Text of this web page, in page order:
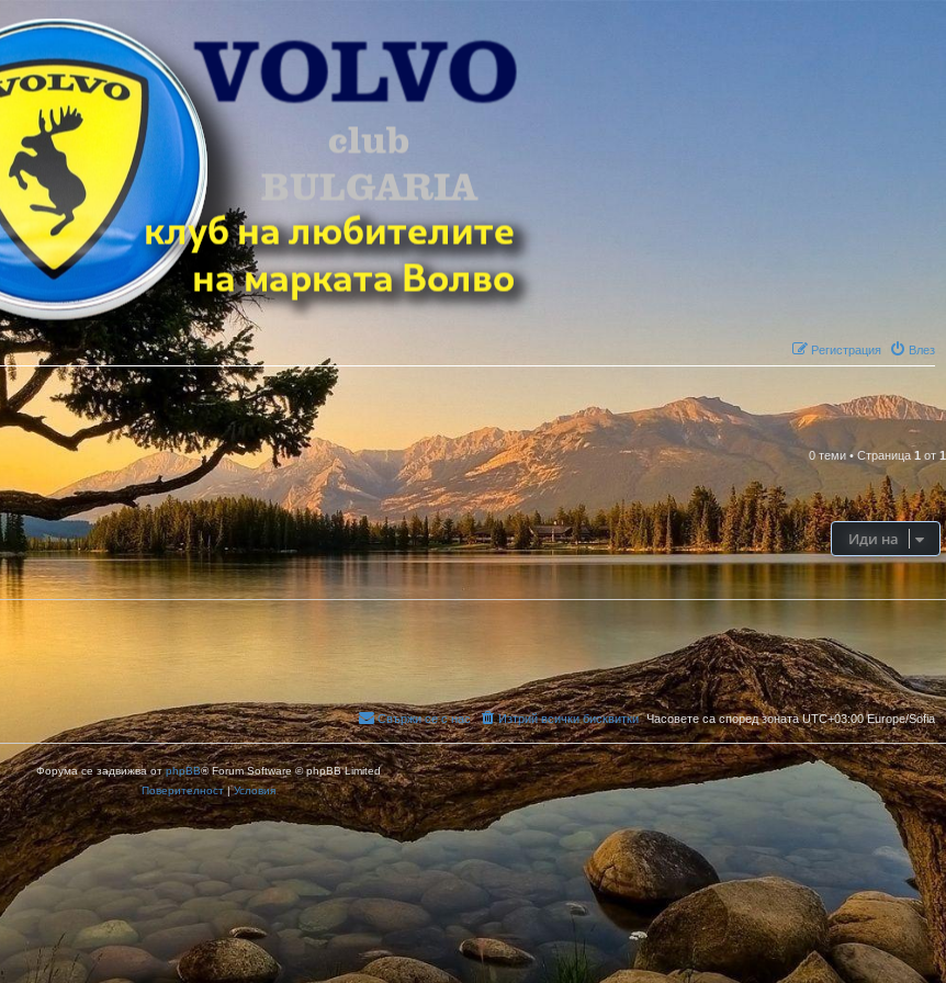
Влез
Регистрация
0 теми •Страница 1 от 1
Иди на
Часовете са според зоната UTC+03:00 Europe/Sofia
Изтрий всички бисквитки
Свържи се с нас
Форума се задвижва отphpBB® Forum Software © phpBB Limited
Поверителност|Условия